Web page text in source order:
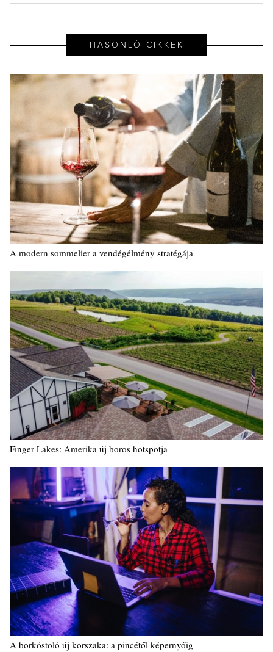
HASONLÓ CIKKEK
A modern sommelier a vendégélmény stratégája
Finger Lakes: Amerika új boros hotspotja
A borkóstoló új korszaka: a pincétől képernyőig